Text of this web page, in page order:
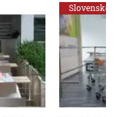
Slovensko